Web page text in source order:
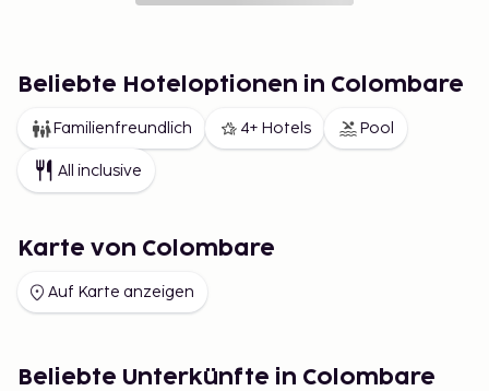
Beliebte Hoteloptionen in Colombare
Familienfreundlich 4+ Hotels Pool
All inclusive
Karte von Colombare
Auf Karte anzeigen
Beliebte Unterkünfte in Colombare